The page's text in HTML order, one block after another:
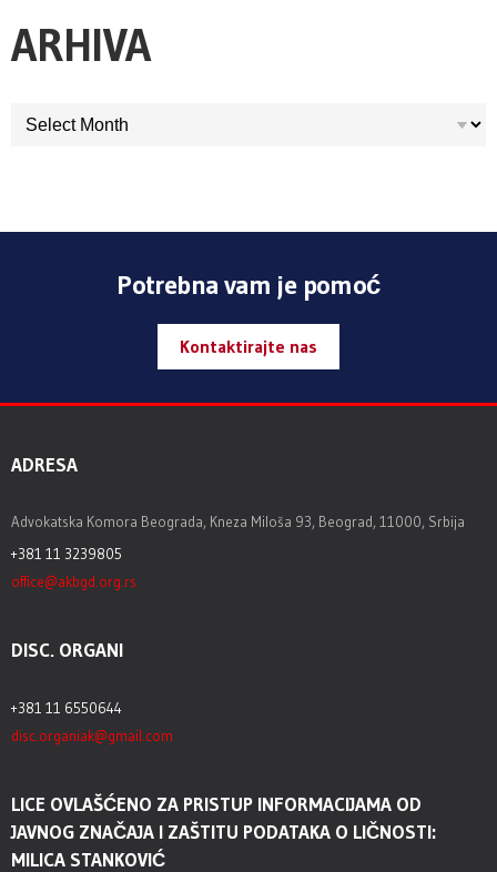
ARHIVA
ARHIVA
Potrebna vam je pomoć
Kontaktirajte nas
ADRESA
Advokatska Komora Beograda, Kneza Miloša 93, Beograd, 11000, Srbija
+381 11 3239805
office@akbgd.org.rs
DISC. ORGANI
+381 11 6550644
disc.organiak@gmail.com
LICE OVLAŠĆENO ZA PRISTUP INFORMACIJAMA OD
JAVNOG ZNAČAJA I ZAŠTITU PODATAKA O LIČNOSTI:
MILICA STANKOVIĆ